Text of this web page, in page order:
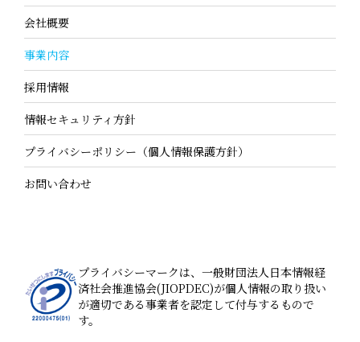
会社概要
事業内容
採用情報
情報セキュリティ方針
プライバシーポリシー（個人情報保護方針）
お問い合わせ
プライバシーマークは、一般財団法人日本情報経
済社会推進協会(JIOPDEC)が個人情報の取り扱い
が適切である事業者を認定して付与するもので
す。